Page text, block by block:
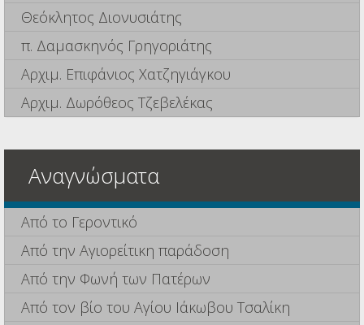
Θεόκλητος Διονυσιάτης
π. Δαμασκηνός Γρηγοριάτης
Αρχιμ. Επιφάνιος Χατζηγιάγκου
Αρχιμ. Δωρόθεος Τζεβελέκας
Αναγνώσματα
Από το Γεροντικό
Από την Αγιορείτικη παράδοση
Από την Φωνή των Πατέρων
Από τον βίο του Αγίου Ιάκωβου Τσαλίκη